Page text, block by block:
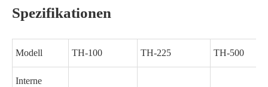
Spezifikationen
Modell TH-100 TH-225 TH-500
Interne